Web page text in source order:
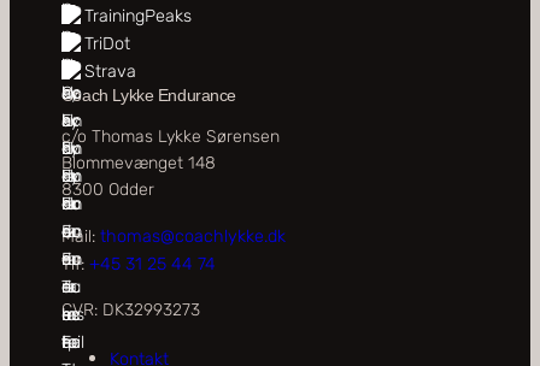
TrainingPeaks
TriDot
Strava
Coach Lykke Endurance
c/o Thomas Lykke Sørensen
Blommevænget 148
8300 Odder
Mail: thomas@coachlykke.dk
Tlf: +45 31 25 44 74
CVR: DK32993273
Kontakt